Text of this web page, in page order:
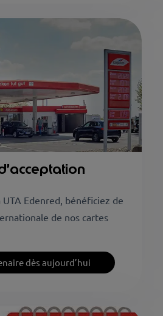
UTA Edenred, bénéficiez de
de nos cartes
dès aujourd’hui